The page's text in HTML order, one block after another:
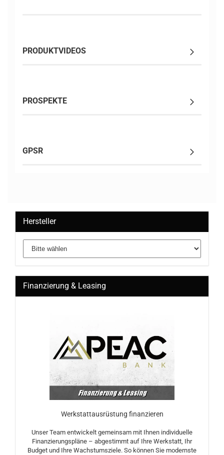
PRODUKTVIDEOS
PROSPEKTE
GPSR
Hersteller
Finanzierung & Leasing
Werkstattausrüstung finanzieren
Unser Team entwickelt gemeinsam mit Ihnen individuelle
Finanzierungspläne – abgestimmt auf Ihre Werkstatt, Ihr
Budget und Ihre Wachstumsziele. So können Sie modernste